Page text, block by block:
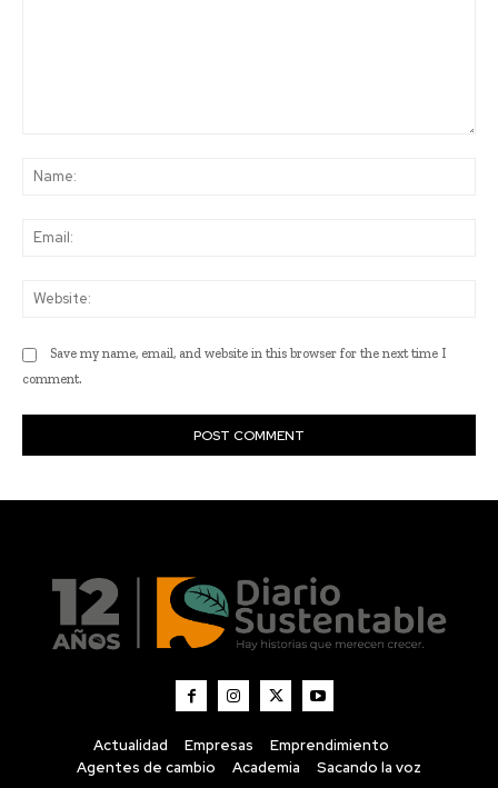
Actualidad Empresas
Emprendimiento
Agentes de cambio
Academia Sacando la voz